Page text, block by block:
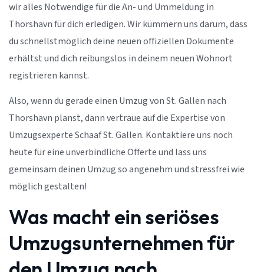
wir alles Notwendige für die An- und Ummeldung in
Thorshavn für dich erledigen. Wir kümmern uns darum, dass
du schnellstmöglich deine neuen offiziellen Dokumente
erhältst und dich reibungslos in deinem neuen Wohnort
registrieren kannst.
Also, wenn du gerade einen Umzug von St. Gallen nach
Thorshavn planst, dann vertraue auf die Expertise von
Umzugsexperte Schaaf St. Gallen. Kontaktiere uns noch
heute für eine unverbindliche Offerte und lass uns
gemeinsam deinen Umzug so angenehm und stressfrei wie
möglich gestalten!
Was macht ein seriöses
Umzugsunternehmen für